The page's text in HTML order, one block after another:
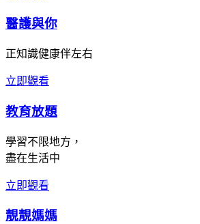
醫護與你
正知識健康伴左右
立即觀看
教育放題
學習不限地方，
盡在生活中
立即觀看
靚靚媽媽